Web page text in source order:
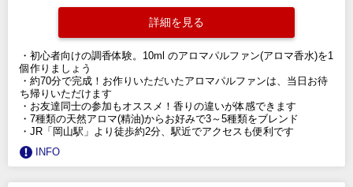
詳細を見る
・初心者向けの調香体験。10ml のアロマパルファン(アロマ香水)を1
個作りましょう
・約70分で完成！お作りいただいたアロマパルファンは、当日お待
ち帰りいただけます
・お友達同士の参加もオススメ！香りの違いが体感できます
・7種類の天然アロマ(精油)からお好みで3～5種類をブレンド
・JR「岡山駅」より徒歩約2分、駅近でアクセスも便利です
INFO